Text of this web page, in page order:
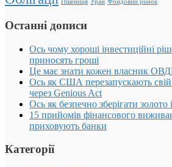
Пшениця Уран Фондовий ринок
Останні дописи
Ось чому хороші інвестиційні
приносять гроші
Це має знати кожен власник
Ось як США перезапускають свій
через Genious Act
Ось як безпечно зберігати золото
15 прийомів фінансового
приховують банки
Категорії